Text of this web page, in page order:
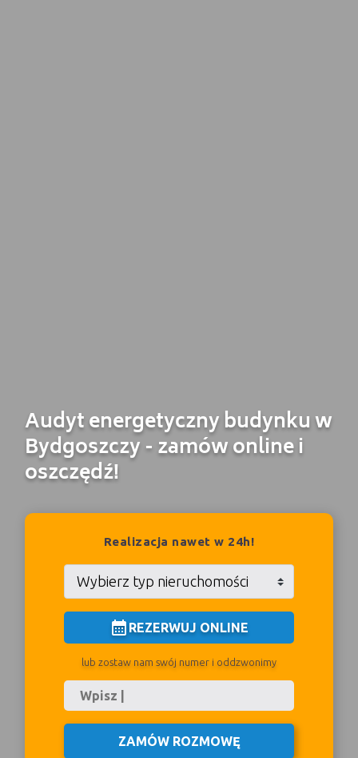
Audyt energetyczny budynku w
Bydgoszczy - zamów online i
oszczędź!
Realizacja nawet w 24h!
calendar_monthREZERWUJ ONLINE
lub zostaw nam swój numer i oddzwonimy
ZAMÓW ROZMOWĘ